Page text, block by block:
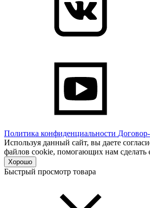
Политика конфиденциальности
Используя данный сайт, вы даете
файлов cookie, помогающих нам сделать
Хорошо
Быстрый просмотр товара